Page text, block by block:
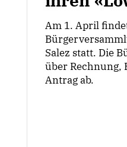
Am 1. April
Salez statt. Die
über Rechnung,
Antrag ab.